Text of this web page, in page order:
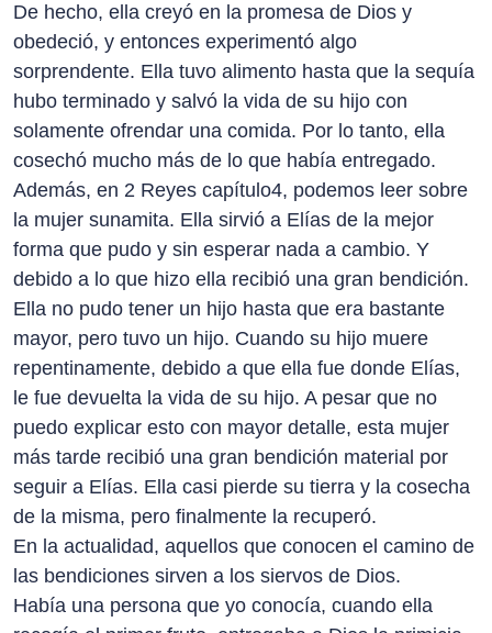
De hecho, ella creyó en la promesa de Dios y
obedeció, y entonces experimentó algo
sorprendente. Ella tuvo alimento hasta que la sequía
hubo terminado y salvó la vida de su hijo con
solamente ofrendar una comida. Por lo tanto, ella
cosechó mucho más de lo que había entregado.
Además, en 2 Reyes capítulo4, podemos leer sobre
la mujer sunamita. Ella sirvió a Elías de la mejor
forma que pudo y sin esperar nada a cambio. Y
debido a lo que hizo ella recibió una gran bendición.
Ella no pudo tener un hijo hasta que era bastante
mayor, pero tuvo un hijo. Cuando su hijo muere
repentinamente, debido a que ella fue donde Elías,
le fue devuelta la vida de su hijo. A pesar que no
puedo explicar esto con mayor detalle, esta mujer
más tarde recibió una gran bendición material por
seguir a Elías. Ella casi pierde su tierra y la cosecha
de la misma, pero finalmente la recuperó.
En la actualidad, aquellos que conocen el camino de
las bendiciones sirven a los siervos de Dios.
Había una persona que yo conocía, cuando ella